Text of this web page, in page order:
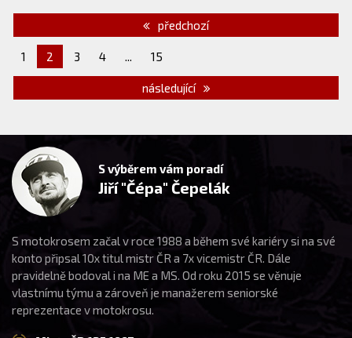
předchozí
1 2 3 4 ... 15
následující
S výběrem vám poradí
Jiří "Čépa" Čepelák
S motokrosem začal v roce 1988 a během své kariéry si na své
konto připsal 10x titul mistr ČR a 7x vicemistr ČR. Dále
pravidelně bodoval i na ME a MS. Od roku 2015 se věnuje
vlastnímu týmu a zároveň je manažerem seniorské
reprezentace v motokrosu.